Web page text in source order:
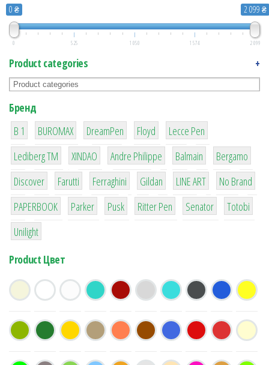
0 ₴ 2 099 ₴
0 525 1 050 1 574 2 099
Product categories +
Бренд
B 1
1
BUROMAX
1
DreamPen
2
Floyd
2
Lecce Pen
3
Lediberg ТМ
3
XINDAO
1
Andre Philippe
4
Balmain
26
Bergamo
64
Discover
299
Farutti
4
Ferraghini
42
Gildan
4
LINE ART
90
No Brand
8
PAPERBOOK
6
Parker
2
Pusk
22
Ritter Pen
15
Senator
43
Totobi
1
Unilight
Product Цвет